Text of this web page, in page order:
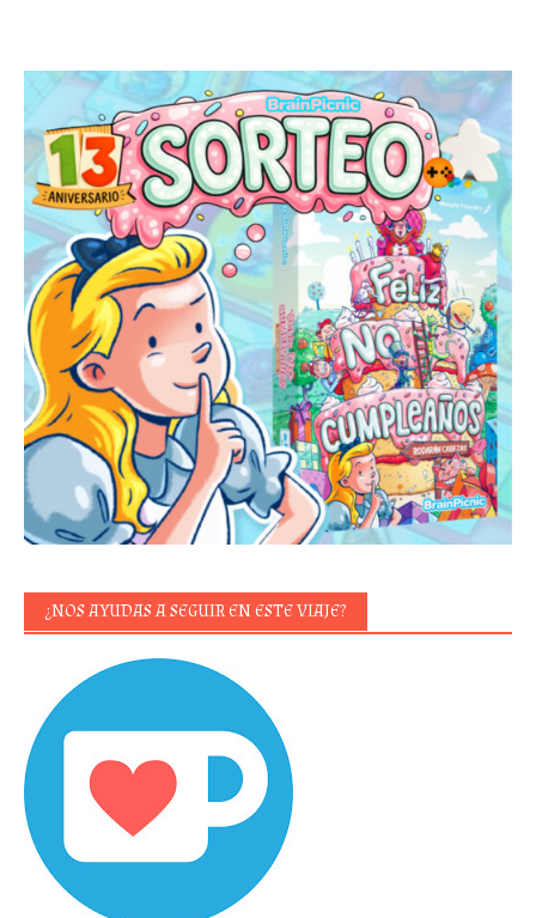
¿NOS AYUDAS A SEGUIR EN ESTE VIAJE?